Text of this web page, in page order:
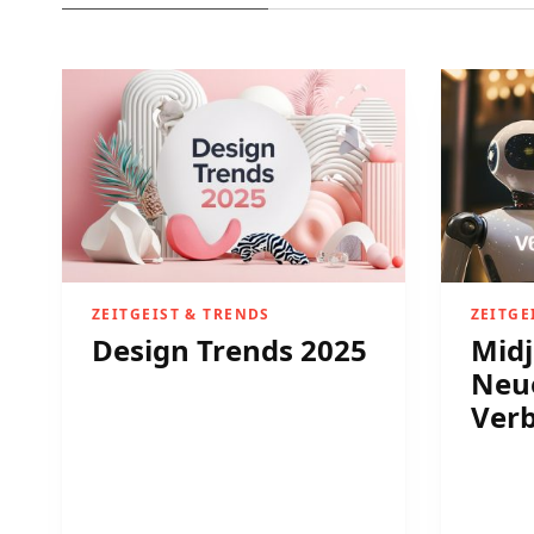
ZEITGEIST & TRENDS
Design Trends 2025